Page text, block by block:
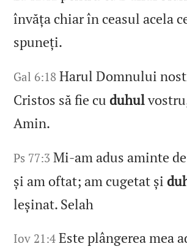
învăța chiar în ceasul acela
spuneți.
Gal 6:18 Harul Domnului
Cristos să fie cu duhul
Amin.
Ps 77:3 Mi‑am adus aminte
și am oftat; am cugetat și
leșinat. Selah
Iov 21:4 Este plângerea mea